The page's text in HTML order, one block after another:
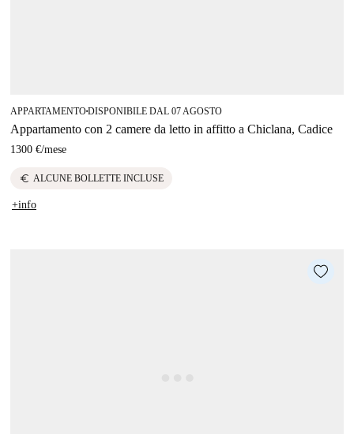
APPARTAMENTO■DISPONIBILE DAL 07 AGOSTO
Appartamento con 2 camere da letto in affitto a Chiclana, Cadice
1300 €/mese
euro ALCUNE BOLLETTE INCLUSE
+info